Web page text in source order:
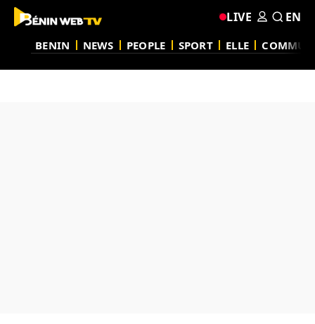
BENIN NEWS PEOPLE SPORT ELLE
LIVE EN